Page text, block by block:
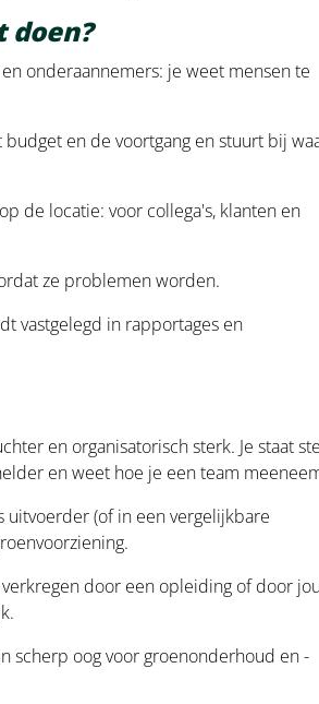
doen?
onderaannemers: je weet mensen te
budget en de voortgang en stuurt bij
de locatie: voor collega's, klanten en
ze problemen worden.
vastgelegd in rapportages en
en organisatorisch sterk. Je staat
en weet hoe je een team
uitvoerder (of in een vergelijkbare
door een opleiding of door
scherp oog voor groenonderhoud en -